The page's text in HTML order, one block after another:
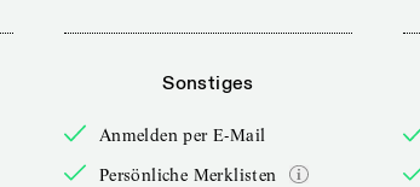
Sonstiges
Anmelden per E-Mail
Persönliche Merklisten